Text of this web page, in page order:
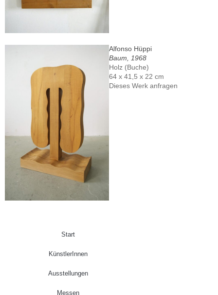
Alfonso Hüppi
Baum, 1968
Holz (Buche)
64 x 41,5 x 22 cm
Dieses Werk anfragen
Start
KünstlerInnen
Ausstellungen
Messen